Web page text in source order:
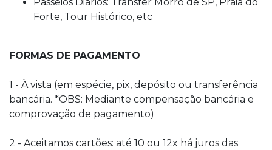
Forte, Tour Histórico, etc
FORMAS DE PAGAMENTO
1 - À vista (em espécie, pix, depósito ou transferência
bancária. *OBS: Mediante compensação bancária e
comprovação de pagamento)
2 - Aceitamos cartões: até 10 ou 12x há juros das